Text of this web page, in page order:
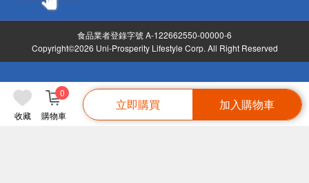
收藏 購物車
0
立即購買 加入購物車
食品業者登錄字號 A-122662550-00000-6
Copyright©2026 Uni-Prosperity Lifestyle Corp. All Right Reserved